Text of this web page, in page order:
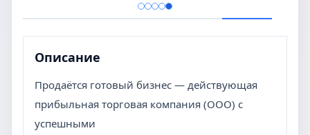
Описание
Продаётся готовый бизнес — действующая
прибыльная торговая компания (ООО) с
успешными